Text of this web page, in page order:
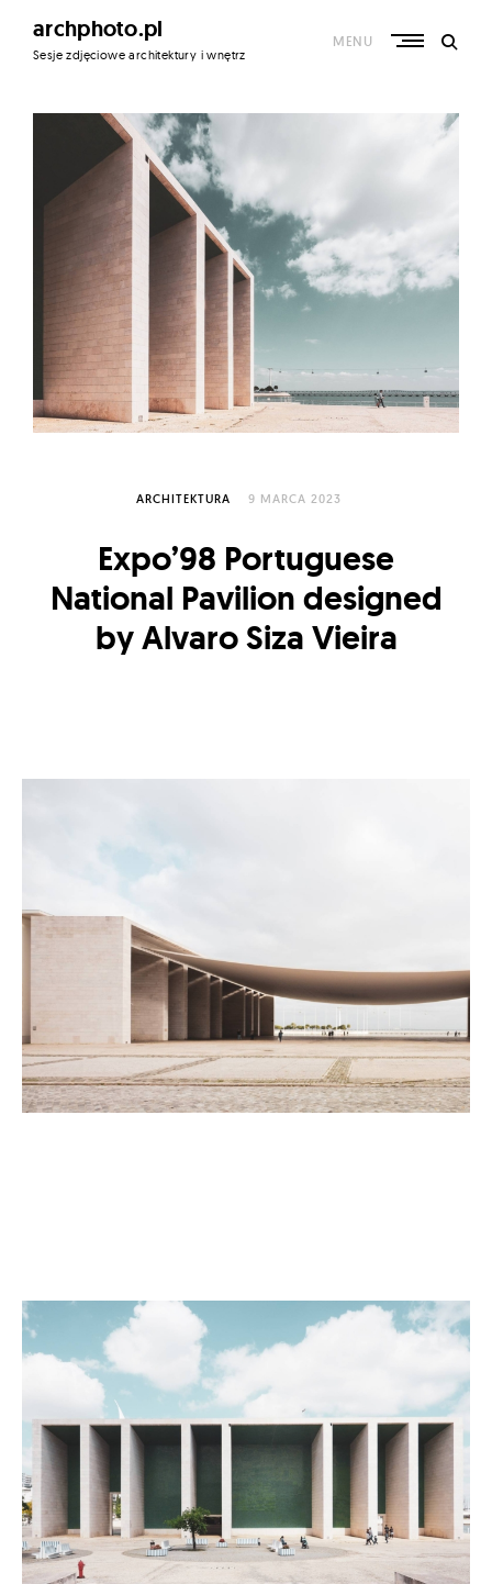
content
archphoto.pl
Sesje zdjęciowe architektury i wnętrz
MENU
ARCHITEKTURA 9 MARCA 2023
Expo’98 Portuguese
National Pavilion designed
by Alvaro Siza Vieira